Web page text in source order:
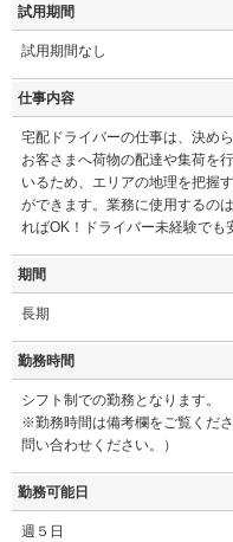
試用期間
試用期間なし
仕事内容
宅配ドライバーの仕事は、決め
お客さまへ荷物の配達や集荷を
いるため、エリアの地理を把握
ができます。業務に使用するの
ればOK！ドライバー未経験でも
期間
長期
勤務時間
シフト制での勤務となります。
※勤務時間は備考欄をご覧くだ
問い合わせください。）
勤務可能日
週５日